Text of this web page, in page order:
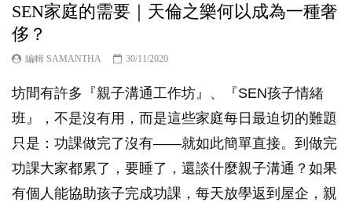
SEN家庭的需要｜天倫之樂何以成為一種奢
侈？
編輯 SAMANTHA 30/11/2020
坊間有許多『親子溝通工作坊』、『SEN孩子情緒
班』，不是沒有用，而是這些家庭每日最迫切的難題
只是：功課做完了沒有——就如此簡單直接。到做完
功課大家都累了，要睡了，還談什麼親子溝通？如果
有個人能協助孩子完成功課，每天放學返到屋企，親